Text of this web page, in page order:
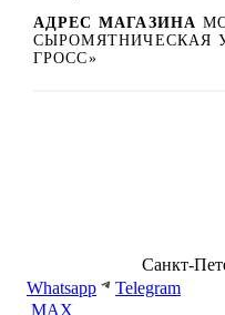
АДРЕС МАГАЗИНА
СЫРОМЯТНИЧЕСКАЯ
ГРОСС»
Санкт-
Whatsapp
Telegram
MAX